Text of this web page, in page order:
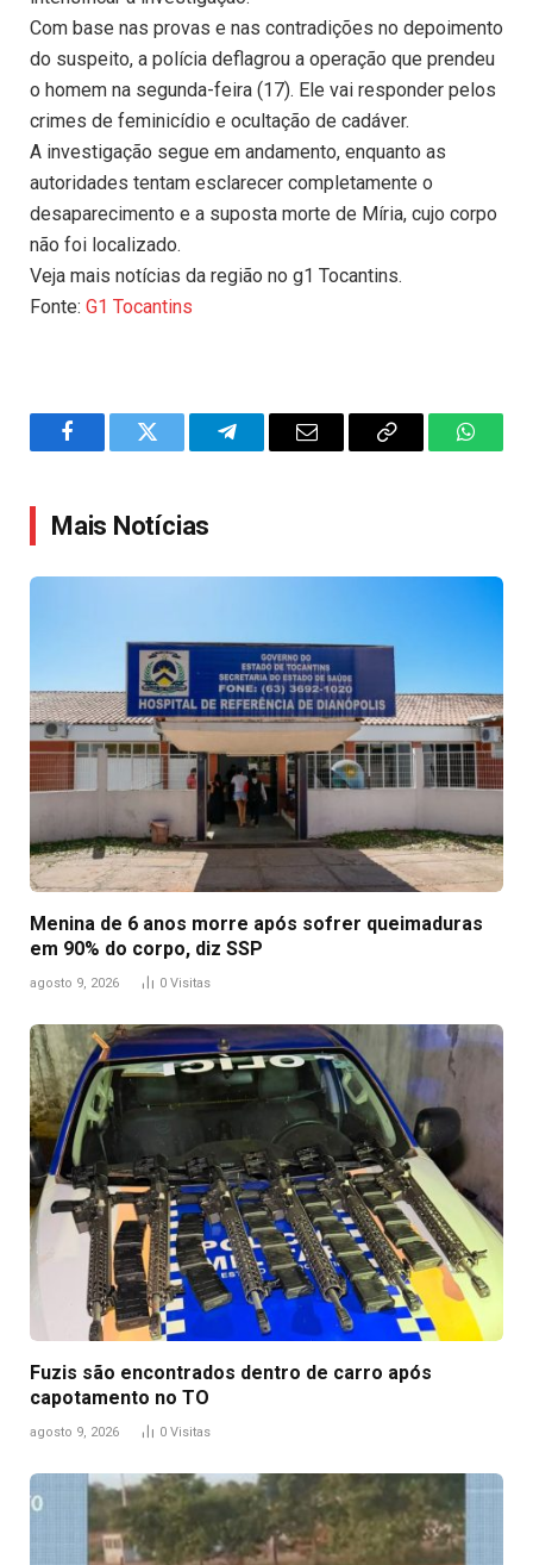
Com base nas provas e nas contradições no depoimento
do suspeito, a polícia deflagrou a operação que prendeu
o homem na segunda-feira (17). Ele vai responder pelos
crimes de feminicídio e ocultação de cadáver.
A investigação segue em andamento, enquanto as
autoridades tentam esclarecer completamente o
desaparecimento e a suposta morte de Míria, cujo corpo
não foi localizado.
Veja mais notícias da região no g1 Tocantins.
Fonte: G1 Tocantins
FacebookTwitter TelegramEmail
Copy
Mais Notícias
Menina de 6 anos morre após sofrer queimaduras
em 90% do corpo, diz SSP
agosto 9, 2026 0 Visitas
Fuzis são encontrados dentro de carro após
capotamento no TO
agosto 9, 2026 0 Visitas